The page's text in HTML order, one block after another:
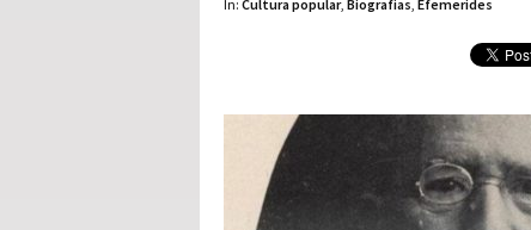
In: Cultura popular, Biografias, Efemerides